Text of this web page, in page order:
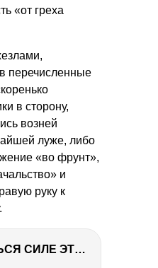
«от греха
перечисленные
в сторону,
возней
луже, либо
«во фрунт»,
и
руку к
ТЫ УДИВИШЬСЯ СИЛЕ ЭТО ЧЕЛОВЕКА! Блог о нашей поездке в Вышний Волочек